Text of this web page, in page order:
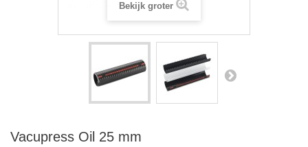
Bekijk groter
Vacupress Oil 25 mm